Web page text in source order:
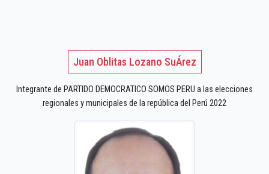
Juan Oblitas Lozano SuÁrez
Integrante de PARTIDO DEMOCRATICO SOMOS PERU a las elecciones
regionales y municipales de la república del Perú 2022